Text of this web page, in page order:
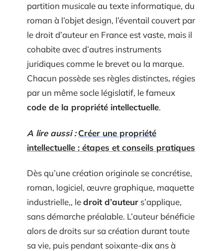
partition musicale au texte informatique, du
roman à l’objet design, l’éventail couvert par
le droit d’auteur en France est vaste, mais il
cohabite avec d’autres instruments
juridiques comme le brevet ou la marque.
Chacun possède ses règles distinctes, régies
par un même socle législatif, le fameux
code de la propriété intellectuelle.
A lire aussi : Créer une propriété
intellectuelle : étapes et conseils pratiques
Dès qu’une création originale se concrétise,
roman, logiciel, œuvre graphique, maquette
industrielle,, ledroit d’auteur s’applique,
sans démarche préalable. L’auteur bénéficie
alors de droits sur sa création durant toute
sa vie, puis pendant soixante-dix ans à